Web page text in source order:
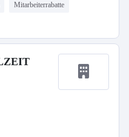
Mitarbeiterrabatte